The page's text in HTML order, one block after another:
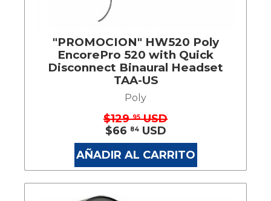
"PROMOCION" HW520 Poly
EncorePro 520 with Quick
Disconnect Binaural Headset
TAA-US
Poly
$12995USD
$66 84USD
AÑADIR AL CARRITO